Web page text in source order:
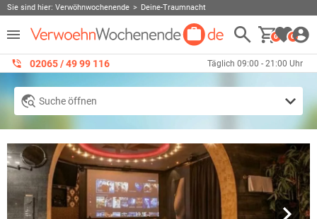
Sie sind hier: Verwöhnwochenende Deine-Traumnacht
0 0
02065 / 49 ‌99 116 Täglich 09:00 - 21:00 Uhr
Suche öffnen